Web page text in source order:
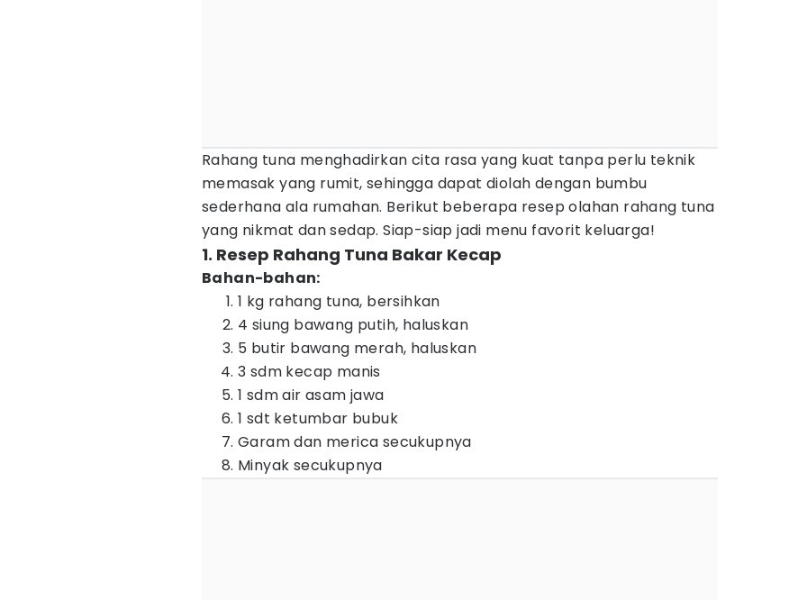
Rahang tuna menghadirkan cita rasa yang kuat tanpa perlu teknik
memasak yang rumit, sehingga dapat diolah dengan bumbu
sederhana ala rumahan. Berikut beberapa resep olahan rahang tuna
yang nikmat dan sedap. Siap-siap jadi menu favorit keluarga!
1. Resep Rahang Tuna Bakar Kecap
Bahan-bahan:
1 kg rahang tuna, bersihkan
4 siung bawang putih, haluskan
5 butir bawang merah, haluskan
3 sdm kecap manis
1 sdm air asam jawa
1 sdt ketumbar bubuk
Garam dan merica secukupnya
Minyak secukupnya